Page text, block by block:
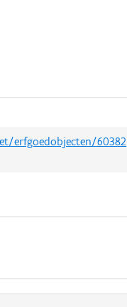
erfgoedobjecten/60382